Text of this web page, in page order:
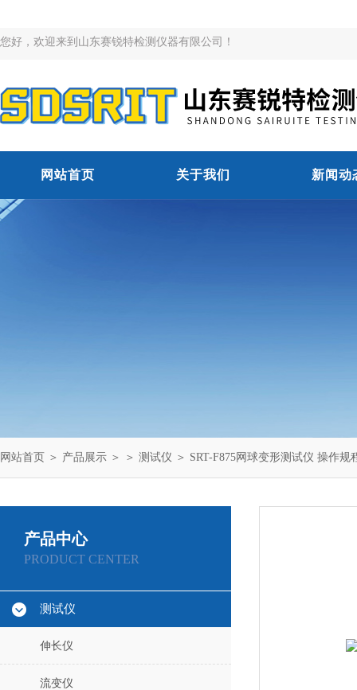
您好，欢迎来到山东赛锐特检测仪器有限公司！
网站首页 关于我们 新闻动
网站首页 ＞ 产品展示 ＞ ＞ 测试仪 ＞ SRT-F875网球变形测试仪 操作规
产品中心
PRODUCT CENTER
测试仪
伸长仪
流变仪